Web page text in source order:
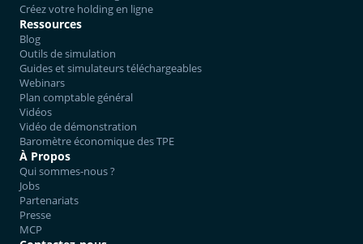
Créez votre holding en ligne
Ressources
Blog
Outils de simulation
Guides et simulateurs téléchargeables
Webinars
Plan comptable général
Vidéos
Vidéo de démonstration
Baromètre économique des TPE
À Propos
Qui sommes-nous ?
Jobs
Partenariats
Presse
MCP